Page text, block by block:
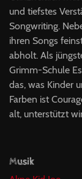
und tiefstes
Songwriting.
ihren Songs
abholt. Als
Grimm-Schule
das, was Kinder
Farben ist
alt, unterstützt
Musik